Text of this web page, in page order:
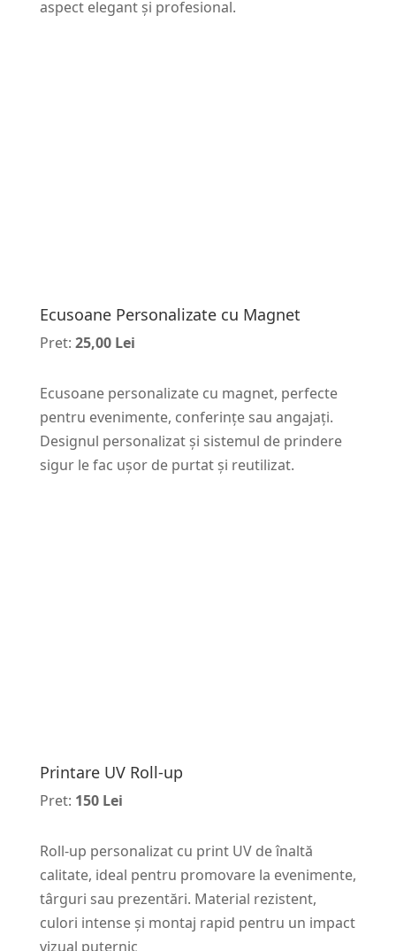
aspect elegant și profesional.
Ecusoane Personalizate cu Magnet
Pret: 25,00 Lei
Ecusoane personalizate cu magnet, perfecte
pentru evenimente, conferințe sau angajați.
Designul personalizat și sistemul de prindere
sigur le fac ușor de purtat și reutilizat.
Printare UV Roll-up
Pret: 150 Lei
Roll-up personalizat cu print UV de înaltă
calitate, ideal pentru promovare la evenimente,
târguri sau prezentări. Material rezistent,
culori intense și montaj rapid pentru un impact
vizual puternic